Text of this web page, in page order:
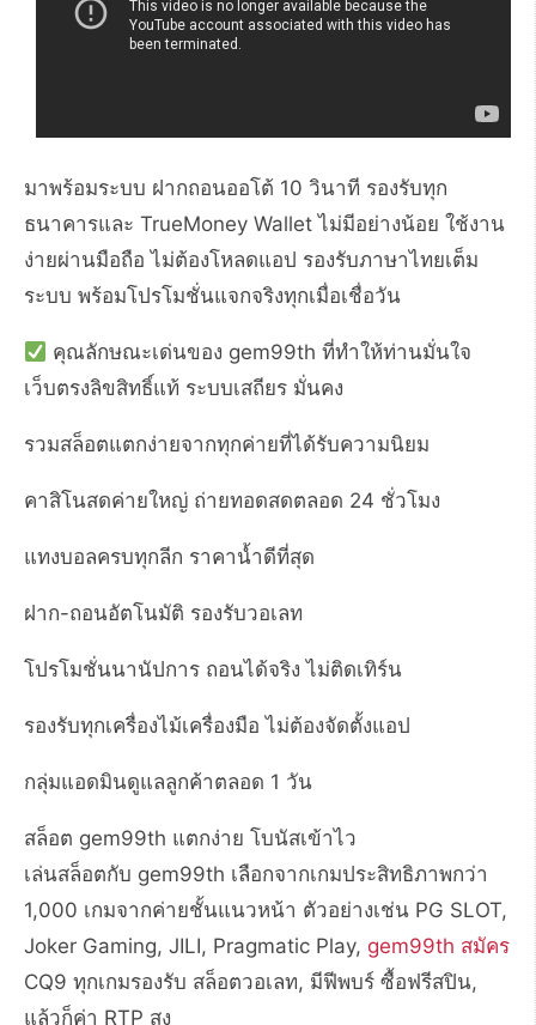
มาพร้อมระบบ ฝากถอนออโต้ 10 วินาที รองรับทุก
ธนาคารและ TrueMoney Wallet ไม่มีอย่างน้อย ใช้งาน
ง่ายผ่านมือถือ ไม่ต้องโหลดแอป รองรับภาษาไทยเต็ม
ระบบ พร้อมโปรโมชั่นแจกจริงทุกเมื่อเชื่อวัน
คุณลักษณะเด่นของ gem99th ที่ทำให้ท่านมั่นใจ
เว็บตรงลิขสิทธิ์แท้ ระบบเสถียร มั่นคง
รวมสล็อตแตกง่ายจากทุกค่ายที่ได้รับความนิยม
คาสิโนสดค่ายใหญ่ ถ่ายทอดสดตลอด 24 ชั่วโมง
แทงบอลครบทุกลีก ราคาน้ำดีที่สุด
ฝาก-ถอนอัตโนมัติ รองรับวอเลท
โปรโมชั่นนานัปการ ถอนได้จริง ไม่ติดเทิร์น
รองรับทุกเครื่องไม้เครื่องมือ ไม่ต้องจัดตั้งแอป
กลุ่มแอดมินดูแลลูกค้าตลอด 1 วัน
สล็อต gem99th แตกง่าย โบนัสเข้าไว
เล่นสล็อตกับ gem99th เลือกจากเกมประสิทธิภาพกว่า
1,000 เกมจากค่ายชั้นแนวหน้า ตัวอย่างเช่น PG SLOT,
Joker Gaming, JILI, Pragmatic Play, gem99th สมัคร
CQ9 ทุกเกมรองรับ สล็อตวอเลท, มีฟีพบร์ ซื้อฟรีสปิน,
แล้วก็ค่า RTP สูง